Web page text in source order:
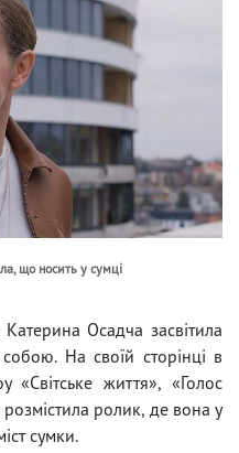
що носить у сумці
Осадча засвітила
На своїй сторінці в
«Світське життя», «Голос
ролик, де вона у
сумки.